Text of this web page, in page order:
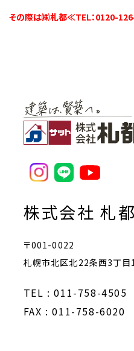
その際は㈱札都≪TEL：0120-
株式会社 札都
〒001-0022
札幌市北区北22条西3丁
TEL : 011-758-4505
FAX : 011-758-6020